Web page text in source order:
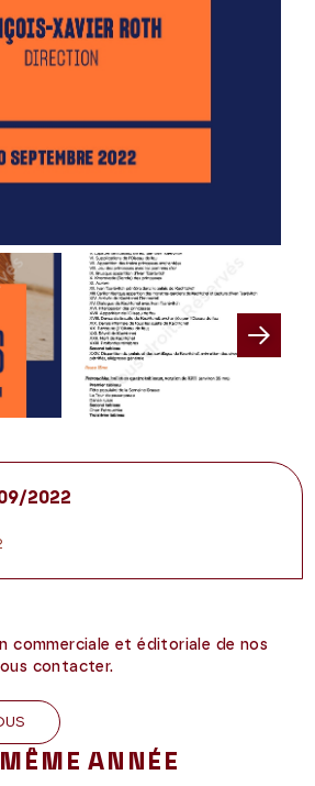
2022
commerciale et éditoriale de nos
contacter.
ANNÉE